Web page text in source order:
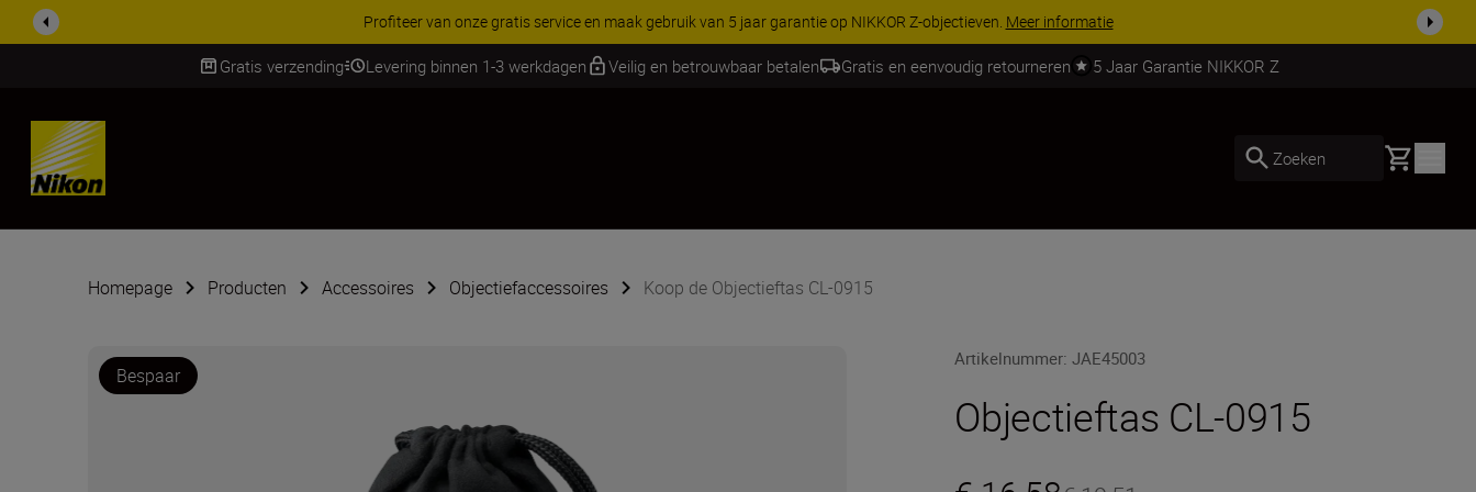
Profiteer van onze gratis service en maak gebruik van 5 jaar garantie op NIKKOR Z-objectieven. Meer informatie
Gratis verzending Levering binnen 1-3 werkdagen Veilig en betrouwbaar betalen Gratis en eenvoudig retourneren 5 Jaar Garantie NIKKOR Z
Skip
Zoeken Basket
Homepage Producten Accessoires Objectiefaccessoires Koop de Objectieftas CL-0915
Bespaar
Artikelnummer:JAE45003
Objectieftas CL-0915